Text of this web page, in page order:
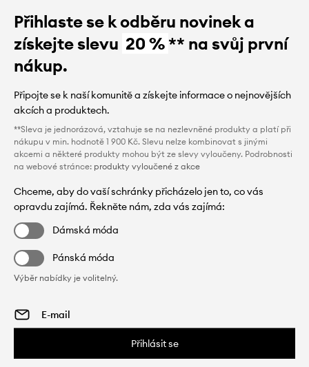
Přihlaste se k odběru novinek a
získejte slevu 20 %** na svůj první
nákup.
Připojte se k naší komunitě a získejte informace o nejnovějších
akcích a produktech.
**Sleva je jednorázová, vztahuje se na nezlevněné produkty a platí při
nákupu v min. hodnotě 1 900 Kč. Slevu nelze kombinovat s jinými
akcemi a některé produkty mohou být ze slevy vyloučeny. Podrobnosti
na webové stránce: produkty vyloučené z akce
Chceme, aby do vaší schránky přicházelo jen to, co vás
opravdu zajímá. Řekněte nám, zda vás zajímá:
Dámská móda
Pánská móda
Výběr nabídky je volitelný.
Přihlásit se